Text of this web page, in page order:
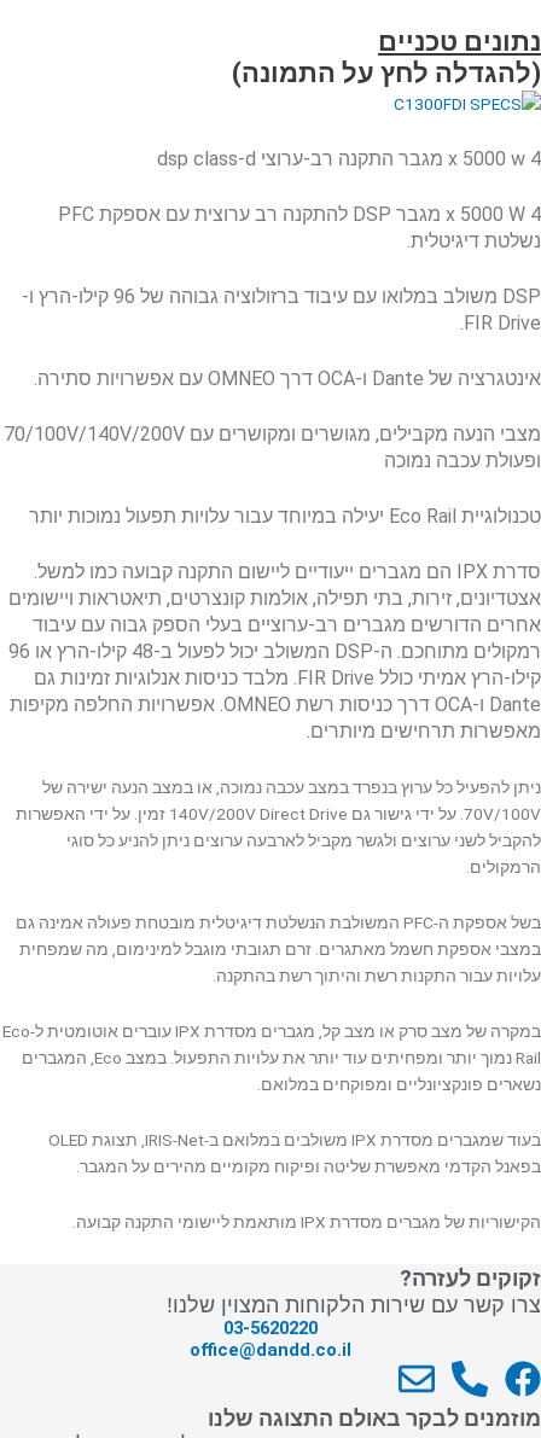
נתונים טכניים
(להגדלה לחץ על התמונה)
4 x 5000 w מגבר התקנה רב-ערוצי dsp class-d
4 x 5000 W מגבר DSP להתקנה רב ערוצית עם אספקת PFC
נשלטת דיגיטלית.
DSP משולב במלואו עם עיבוד ברזולוציה גבוהה של 96 קילו-הרץ ו-
FIR Drive.
אינטגרציה של Dante ו-OCA דרך OMNEO עם אפשרויות סתירה.
מצבי הנעה מקבילים, מגושרים ומקושרים עם 70/100V/140V/200V
ופעולת עכבה נמוכה
טכנולוגיית Eco Rail יעילה במיוחד עבור עלויות תפעול נמוכות יותר
סדרת IPX הם מגברים ייעודיים ליישום התקנה קבועה כמו למשל.
אצטדיונים, זירות, בתי תפילה, אולמות קונצרטים, תיאטראות ויישומים
אחרים הדורשים מגברים רב-ערוציים בעלי הספק גבוה עם עיבוד
רמקולים מתוחכם. ה-DSP המשולב יכול לפעול ב-48 קילו-הרץ או 96
קילו-הרץ אמיתי כולל FIR Drive. מלבד כניסות אנלוגיות זמינות גם
Dante ו-OCA דרך כניסות רשת OMNEO. אפשרויות החלפה מקיפות
מאפשרות תרחישים מיותרים.
ניתן להפעיל כל ערוץ בנפרד במצב עכבה נמוכה, או במצב הנעה ישירה של
70V/100V. על ידי גישור גם 140V/200V Direct Drive זמין. על ידי האפשרות
להקביל לשני ערוצים ולגשר מקביל לארבעה ערוצים ניתן להניע כל סוגי
הרמקולים.
בשל אספקת ה-PFC המשולבת הנשלטת דיגיטלית מובטחת פעולה אמינה גם
במצבי אספקת חשמל מאתגרים. זרם תגובתי מוגבל למינימום, מה שמפחית
עלויות עבור התקנות רשת והיתוך רשת בהתקנה.
במקרה של מצב סרק או מצב קל, מגברים מסדרת IPX עוברים אוטומטית ל-Eco
Rail נמוך יותר ומפחיתים עוד יותר את עלויות התפעול. במצב Eco, המגברים
נשארים פונקציונליים ומפוקחים במלואם.
בעוד שמגברים מסדרת IPX משולבים במלואם ב-IRIS-Net, תצוגת OLED
בפאנל הקדמי מאפשרת שליטה ופיקוח מקומיים מהירים על המגבר.
הקישוריות של מגברים מסדרת IPX מותאמת ליישומי התקנה קבועה.
זקוקים לעזרה?
צרו קשר עם שירות הלקוחות המצוין שלנו!
03-5620220
office@dandd.co.il
F
a
P
h
E
n
מוזמנים לבקר באולם התצוגה שלנו